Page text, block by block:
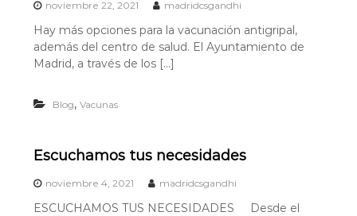
noviembre 22, 2021 madridcsgandhi
Hay más opciones para la vacunación antigripal,
además del centro de salud. El Ayuntamiento de
Madrid, a través de los […]
Blog, Vacunas
Escuchamos tus necesidades
noviembre 4, 2021 madridcsgandhi
ESCUCHAMOS TUS NECESIDADES Desde el